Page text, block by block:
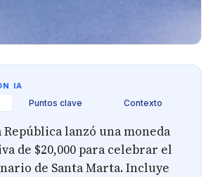
IA
Puntos clave Contexto
República lanzó una moneda
de $20,000 para celebrar el
de Santa Marta. Incluye